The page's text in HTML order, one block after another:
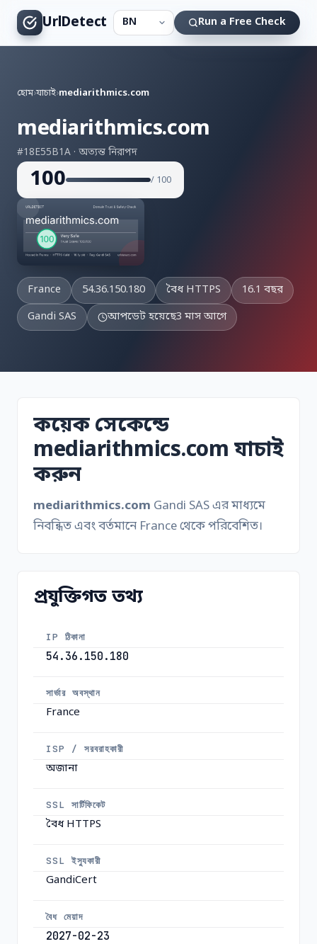
UrlDetect Run a Free Check
হোম›যাচাই›mediarithmics.com
mediarithmics.com
#18E55B1A · অত্যন্ত নিরাপদ
100 / 100
France 54.36.150.180 বৈধ HTTPS
16.1 বছর
Gandi SAS
আপডেট হয়েছে3 মাস আগে
কয়েক সেকেন্ডে
mediarithmics.com যাচাই
করুন
mediarithmics.com Gandi SAS এর মাধ্যমে
নিবন্ধিত এবং বর্তমানে France থেকে পরিবেশিত।
প্রযুক্তিগত তথ্য
IP ঠিকানা
54.36.150.180
সার্ভার অবস্থান
France
ISP / সরবরাহকারী
অজানা
SSL সার্টিফিকেট
বৈধ HTTPS
SSL ইস্যুকারী
GandiCert
বৈধ মেয়াদ
2027-02-23